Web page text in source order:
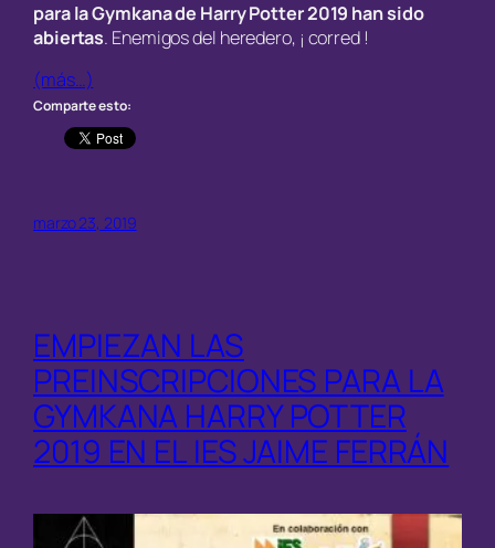
para la Gymkana de Harry Potter 2019 han sido
abiertas. Enemigos del heredero, ¡ corred !
(más…)
Comparte esto:
marzo 23, 2019
EMPIEZAN LAS
PREINSCRIPCIONES PARA LA
GYMKANA HARRY POTTER
2019 EN EL IES JAIME FERRÁN